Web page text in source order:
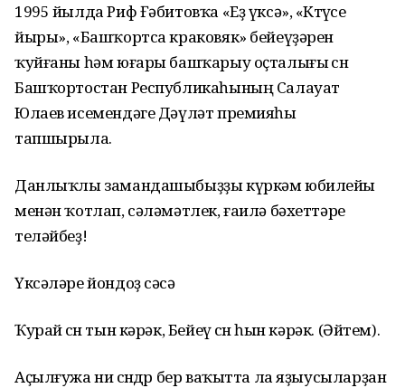
1995 йылда Риф Ғәбитовҡа «Еҙ үксә», «Көтөүсе
йыры», «Башҡортса краковяк» бейеүҙәрен
ҡуйғаны һәм юғары башҡарыу оҫталығы өсөн
Башҡортостан Республикаһының Салауат
Юлаев исемендәге Дәүләт премияһы
тапшырыла.
Данлыҡлы замандашыбыҙҙы күркәм юбилейы
менән ҡотлап, сәләмәтлек, ғаилә бәхеттәре
теләйбеҙ!
Үксәләре йондоҙ сәсә
Ҡурай өсөн тын кәрәк, Бейеү өсөн һын кәрәк. (Әйтем).
Аҫылғужа ни өсөндөр бер ваҡытта ла яҙыусыларҙан